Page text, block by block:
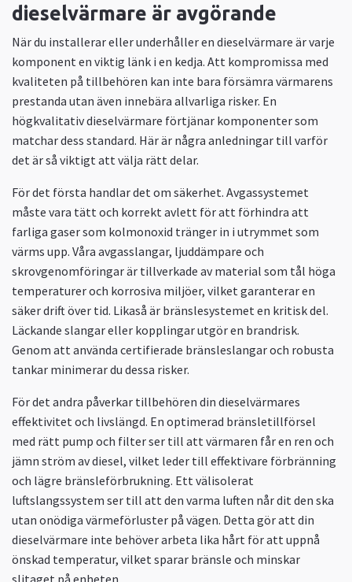
dieselvärmare är avgörande
När du installerar eller underhåller en dieselvärmare är varje
komponent en viktig länk i en kedja. Att kompromissa med
kvaliteten på tillbehören kan inte bara försämra värmarens
prestanda utan även innebära allvarliga risker. En
högkvalitativ dieselvärmare förtjänar komponenter som
matchar dess standard. Här är några anledningar till varför
det är så viktigt att välja rätt delar.
För det första handlar det om säkerhet. Avgassystemet
måste vara tätt och korrekt avlett för att förhindra att
farliga gaser som kolmonoxid tränger in i utrymmet som
värms upp. Våra avgasslangar, ljuddämpare och
skrovgenomföringar är tillverkade av material som tål höga
temperaturer och korrosiva miljöer, vilket garanterar en
säker drift över tid. Likaså är bränslesystemet en kritisk del.
Läckande slangar eller kopplingar utgör en brandrisk.
Genom att använda certifierade bränsleslangar och robusta
tankar minimerar du dessa risker.
För det andra påverkar tillbehören din dieselvärmares
effektivitet och livslängd. En optimerad bränsletillförsel
med rätt pump och filter ser till att värmaren får en ren och
jämn ström av diesel, vilket leder till effektivare förbränning
och lägre bränsleförbrukning. Ett välisolerat
luftslangssystem ser till att den varma luften når dit den ska
utan onödiga värmeförluster på vägen. Detta gör att din
dieselvärmare inte behöver arbeta lika hårt för att uppnå
önskad temperatur, vilket sparar bränsle och minskar
slitaget på enheten.